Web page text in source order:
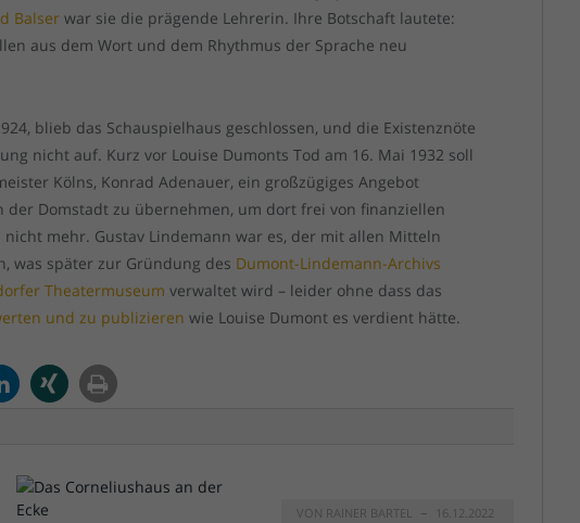
Balser war sie die prägende Lehrerin. Ihre Botschaft lautete:
aus dem Wort und dem Rhythmus der Sprache neu
blieb das Schauspielhaus geschlossen, und die Existenznöte
nicht auf. Kurz vor Louise Dumonts Tod am 16. Mai 1932 soll
Kölns, Konrad Adenauer, ein großzügiges Angebot
der Domstadt zu übernehmen, um dort frei von finanziellen
nicht mehr. Gustav Lindemann war es, der mit allen Mitteln
was später zur Gründung des Dumont-Lindemann-Archivs
Theatermuseum verwaltet wird – leider ohne dass das
und zu publizieren wie Louise Dumont es verdient hätte.
VON RAINER BARTEL
16.12.2022